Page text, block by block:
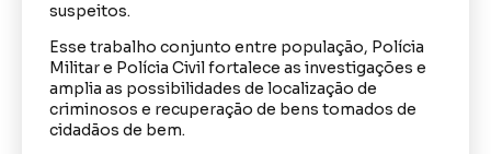
suspeitos.
Esse trabalho conjunto entre população, Polícia
Militar e Polícia Civil fortalece as investigações e
amplia as possibilidades de localização de
criminosos e recuperação de bens tomados de
cidadãos de bem.